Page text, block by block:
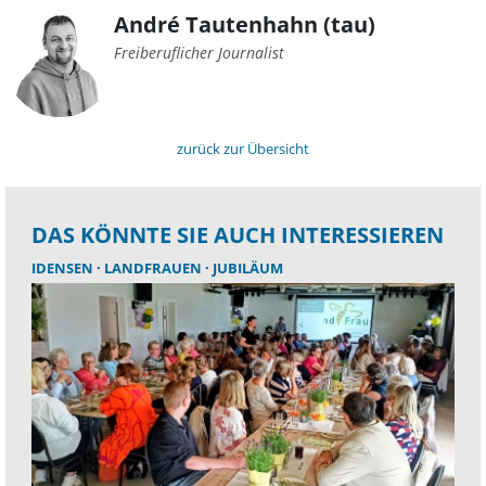
André Tautenhahn (tau)
Freiberuflicher Journalist
zurück zur Übersicht
DAS KÖNNTE SIE AUCH INTERESSIEREN
IDENSEN LANDFRAUEN JUBILÄUM